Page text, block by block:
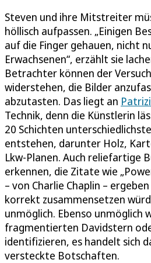
Steven und ihre Mitstreiter
höllisch aufpassen. „Einigen
auf die Finger gehauen, nicht
Erwachsenen“, erzählt sie
Betrachter können der
widerstehen, die Bilder
abzutasten. Das liegt an
Technik, denn die Künstlerin
20 Schichten
entstehen, darunter Holz,
Lkw-Planen. Auch reliefartige
erkennen, die Zitate wie
– von Charlie Chaplin –
korrekt zusammensetzen
unmöglich. Ebenso unmöglich
fragmentierten Davidstern
identifizieren, es handelt sich
versteckte Botschaften.